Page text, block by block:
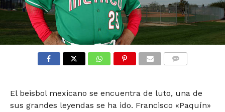
El beisbol mexicano se encuentra de luto, una de
sus grandes leyendas se ha ido. Francisco «Paquín»